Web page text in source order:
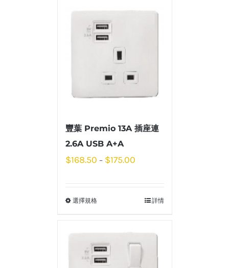
豐葉 Premio 13A 插座連
2.6A USB A+A
$168.50 – $175.00
選擇規格 詳情